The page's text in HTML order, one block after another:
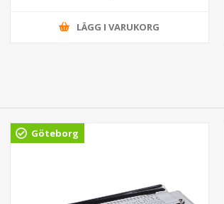
LÄGG I VARUKORG
Göteborg